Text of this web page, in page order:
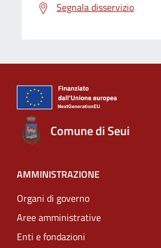
Segnala disservizio
Comune di Seui
AMMINISTRAZIONE
Organi di governo
Aree amministrative
Enti e fondazioni